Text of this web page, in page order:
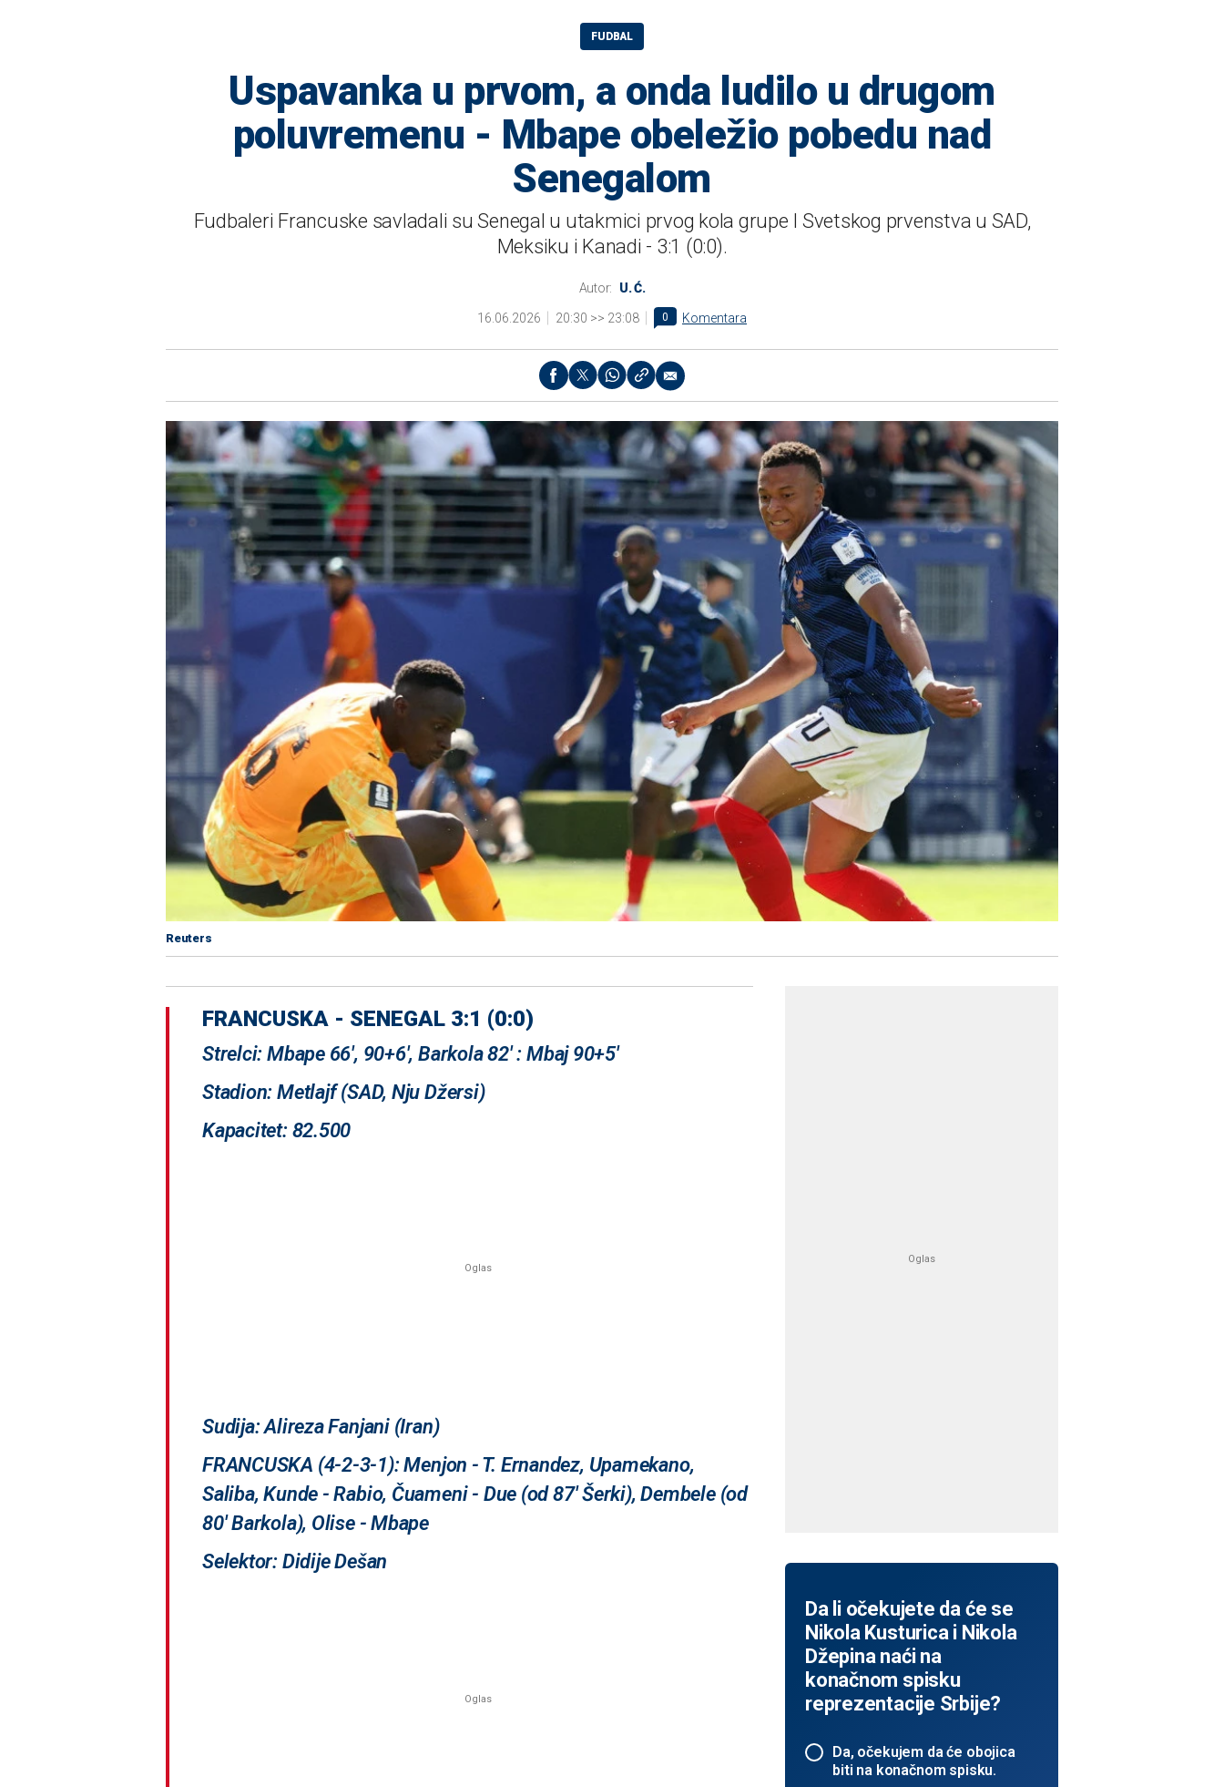
FUDBAL
Uspavanka u prvom, a onda ludilo u drugom
poluvremenu - Mbape obeležio pobedu nad
Senegalom
Fudbaleri Francuske savladali su Senegal u utakmici prvog kola grupe I Svetskog prvenstva u SAD,
Meksiku i Kanadi - 3:1 (0:0).
Autor: U. Ć.
16.06.2026 20:30 >> 23:08 0 Komentara
Reuters
FRANCUSKA - SENEGAL 3:1 (0:0)
Strelci: Mbape 66', 90+6', Barkola 82' : Mbaj 90+5'
Stadion: Metlajf (SAD, Nju Džersi)
Kapacitet: 82.500
Sudija: Alireza Fanjani (Iran)
FRANCUSKA (4-2-3-1): Menjon - T. Ernandez, Upamekano,
Saliba, Kunde - Rabio, Čuameni - Due (od 87' Šerki), Dembele (od
80' Barkola), Olise - Mbape
Selektor: Didije Dešan
Da li očekujete da će se
Nikola Kusturica i Nikola
Džepina naći na
konačnom spisku
reprezentacije Srbije?
Da, očekujem da će obojica
biti na konačnom spisku.